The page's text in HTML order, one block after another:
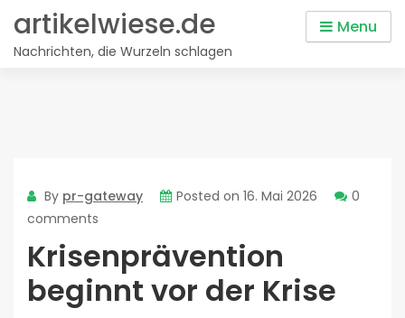
content
artikelwiese.de
Nachrichten, die Wurzeln schlagen
Menu
By pr-gateway Posted on 16. Mai 2026
0
comments
Krisenprävention
beginnt vor der Krise